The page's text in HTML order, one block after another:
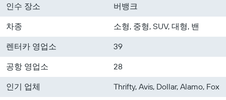
인수 장소
버뱅크
차종
소형, 중형, SUV, 대형, 밴
렌터카 영업소
39
공항 영업소
28
인기 업체
Thrifty, Avis, Dollar, Alamo, Fox